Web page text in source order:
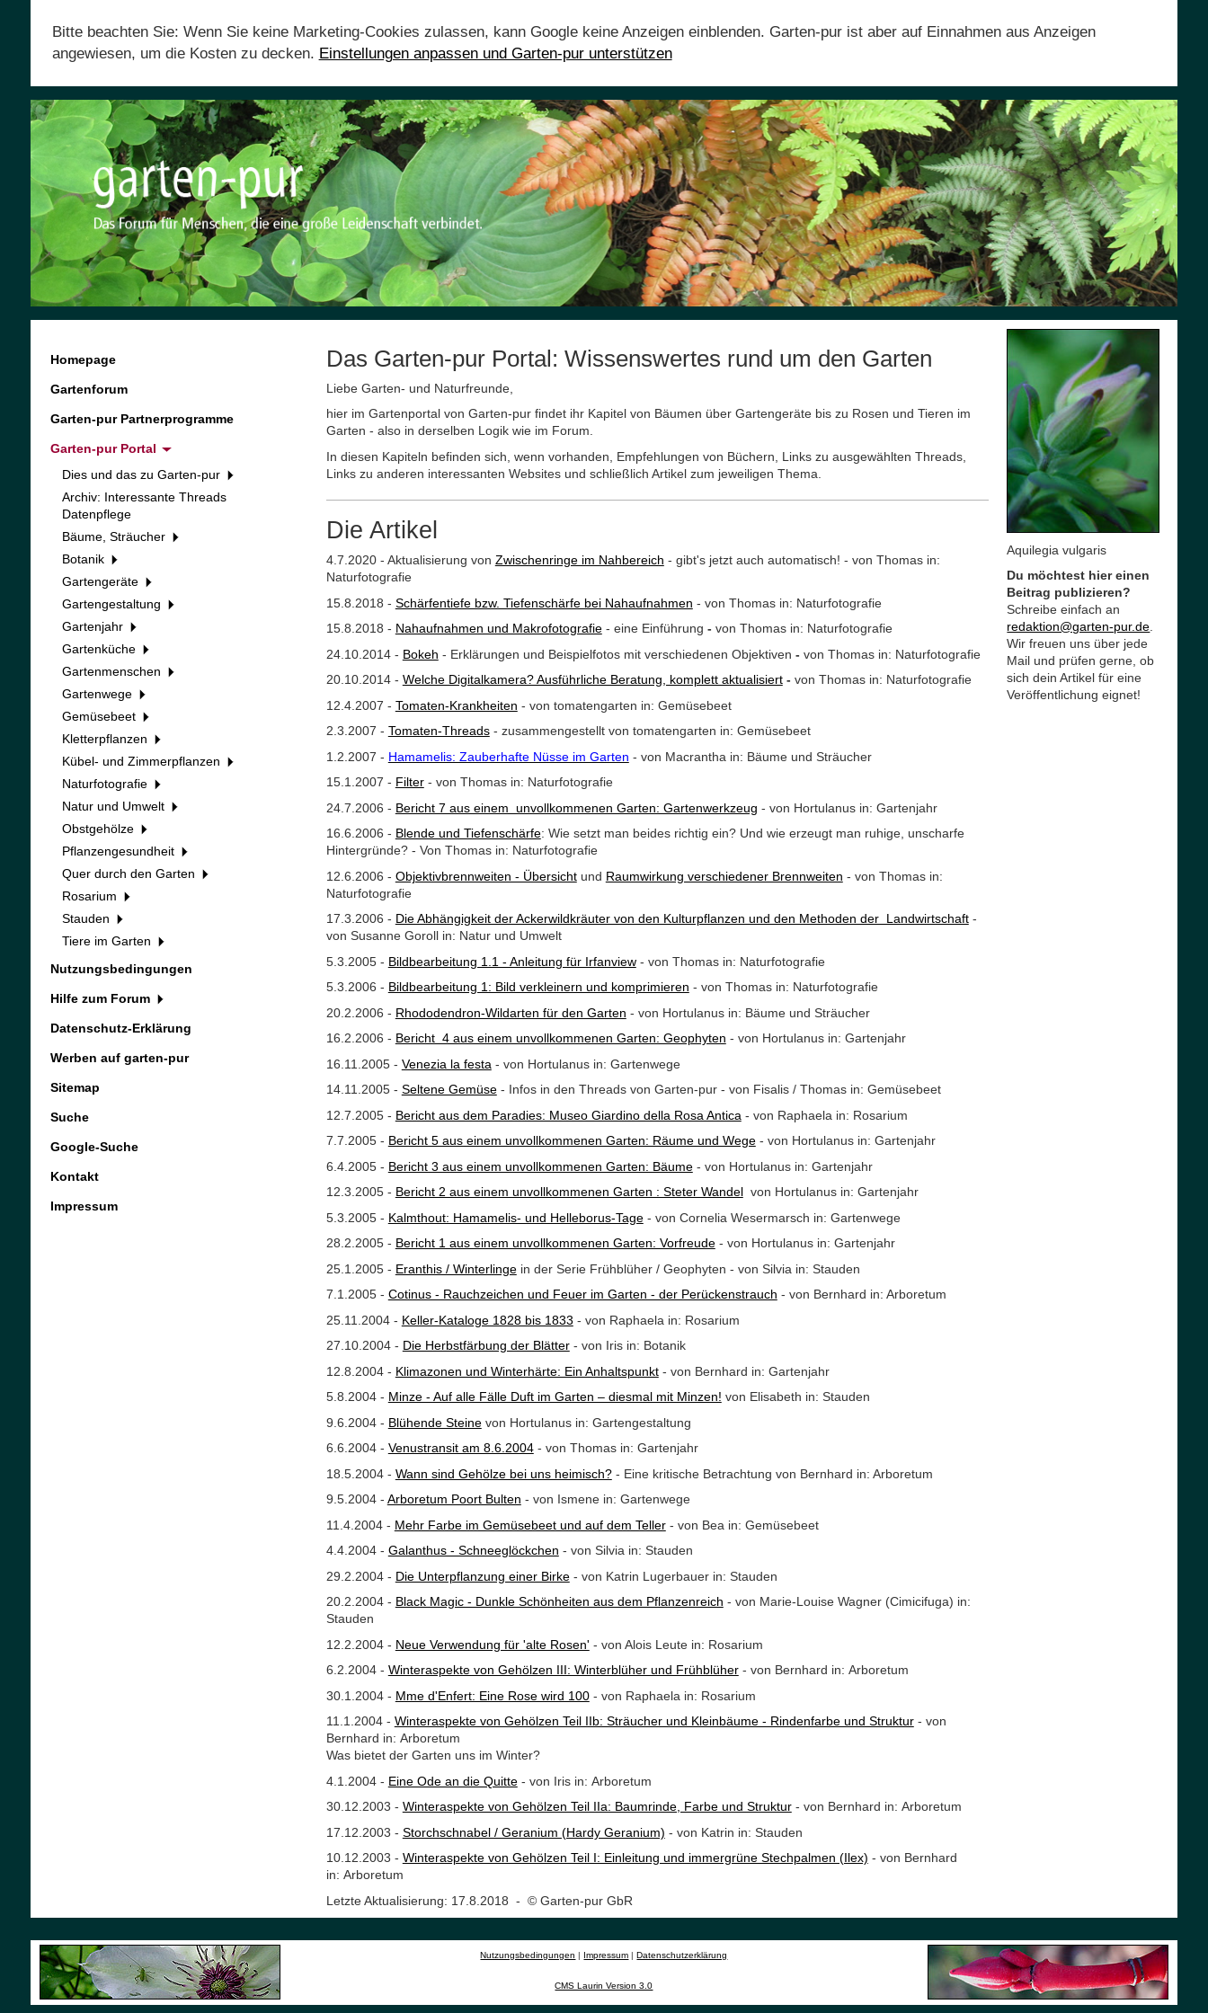
Bitte beachten Sie: Wenn Sie keine Marketing-Cookies zulassen, kann Google keine Anzeigen einblenden. Garten-pur ist aber auf Einnahmen aus Anzeigen
angewiesen, um die Kosten zu decken. Einstellungen anpassen und Garten-pur unterstützen
Homepage
Gartenforum
Garten-pur Partnerprogramme
Garten-pur Portal
Dies und das zu Garten-pur
Archiv: Interessante Threads
Datenpflege
Bäume, Sträucher
Botanik
Gartengeräte
Gartengestaltung
Gartenjahr
Gartenküche
Gartenmenschen
Gartenwege
Gemüsebeet
Kletterpflanzen
Kübel- und Zimmerpflanzen
Naturfotografie
Natur und Umwelt
Obstgehölze
Pflanzengesundheit
Quer durch den Garten
Rosarium
Stauden
Tiere im Garten
Nutzungsbedingungen
Hilfe zum Forum
Datenschutz-Erklärung
Werben auf garten-pur
Sitemap
Suche
Google-Suche
Kontakt
Impressum
Das Garten-pur Portal: Wissenswertes rund um den Garten
Liebe Garten- und Naturfreunde,
hier im Gartenportal von Garten-pur findet ihr Kapitel von Bäumen über Gartengeräte bis zu Rosen und Tieren im
Garten - also in derselben Logik wie im Forum.
In diesen Kapiteln befinden sich, wenn vorhanden, Empfehlungen von Büchern, Links zu ausgewählten Threads,
Links zu anderen interessanten Websites und schließlich Artikel zum jeweiligen Thema.
Die Artikel
4.7.2020 - Aktualisierung von Zwischenringe im Nahbereich - gibt's jetzt auch automatisch! - von Thomas in:
Naturfotografie
15.8.2018 - Schärfentiefe bzw. Tiefenschärfe bei Nahaufnahmen - von Thomas in: Naturfotografie
15.8.2018 - Nahaufnahmen und Makrofotografie- eine Einführung - von Thomas in: Naturfotografie
24.10.2014 - Bokeh - Erklärungen und Beispielfotos mit verschiedenen Objektiven - von Thomas in: Naturfotografie
20.10.2014 - Welche Digitalkamera? Ausführliche Beratung, komplett aktualisiert - von Thomas in: Naturfotografie
12.4.2007 - Tomaten-Krankheiten - von tomatengarten in: Gemüsebeet
2.3.2007 - Tomaten-Threads- zusammengestellt von tomatengarten in: Gemüsebeet
1.2.2007 - Hamamelis: Zauberhafte Nüsse im Garten - von Macrantha in: Bäume und Sträucher
15.1.2007 - Filter- von Thomas in: Naturfotografie
24.7.2006 - Bericht 7 aus einem unvollkommenen Garten: Gartenwerkzeug - von Hortulanus in: Gartenjahr
16.6.2006 - Blende und Tiefenschärfe: Wie setzt man beides richtig ein? Und wie erzeugt man ruhige, unscharfe
Hintergründe? - Von Thomas in: Naturfotografie
12.6.2006 - Objektivbrennweiten - Übersichtund Raumwirkung verschiedener Brennweiten - von Thomas in:
Naturfotografie
17.3.2006 - Die Abhängigkeit der Ackerwildkräuter von den Kulturpflanzen und den Methoden der Landwirtschaft-
von Susanne Goroll in: Natur und Umwelt
5.3.2005 - Bildbearbeitung 1.1 - Anleitung für Irfanview- von Thomas in: Naturfotografie
5.3.2006 - Bildbearbeitung 1: Bild verkleinern und komprimieren - von Thomas in: Naturfotografie
20.2.2006 - Rhododendron-Wildarten für den Garten - von Hortulanus in: Bäume und Sträucher
16.2.2006 - Bericht 4 aus einem unvollkommenen Garten: Geophyten - von Hortulanus in: Gartenjahr
16.11.2005 - Venezia la festa - von Hortulanus in: Gartenwege
14.11.2005 - Seltene Gemüse- Infos in den Threads von Garten-pur - von Fisalis / Thomas in: Gemüsebeet
12.7.2005 - Bericht aus dem Paradies: Museo Giardino della Rosa Antica - von Raphaela in: Rosarium
7.7.2005 - Bericht 5 aus einem unvollkommenen Garten: Räume und Wege- von Hortulanus in: Gartenjahr
6.4.2005 - Bericht 3 aus einem unvollkommenen Garten: Bäume- von Hortulanus in: Gartenjahr
12.3.2005 - Bericht 2 aus einem unvollkommenen Garten : Steter Wandelvon Hortulanus in: Gartenjahr
5.3.2005 - Kalmthout: Hamamelis- und Helleborus-Tage- von Cornelia Wesermarsch in: Gartenwege
28.2.2005 - Bericht 1 aus einem unvollkommenen Garten: Vorfreude- von Hortulanus in: Gartenjahr
25.1.2005 - Eranthis / Winterlingein der Serie Frühblüher / Geophyten - von Silvia in: Stauden
7.1.2005 - Cotinus - Rauchzeichen und Feuer im Garten - der Perückenstrauch - von Bernhard in: Arboretum
25.11.2004 - Keller-Kataloge 1828 bis 1833 - von Raphaela in: Rosarium
27.10.2004 - Die Herbstfärbung der Blätter- von Iris in: Botanik
12.8.2004 - Klimazonen und Winterhärte: Ein Anhaltspunkt- von Bernhard in: Gartenjahr
5.8.2004 - Minze - Auf alle Fälle Duft im Garten – diesmal mit Minzen! von Elisabeth in: Stauden
9.6.2004 - Blühende Steinevon Hortulanus in: Gartengestaltung
6.6.2004 - Venustransit am 8.6.2004- von Thomas in: Gartenjahr
18.5.2004 - Wann sind Gehölze bei uns heimisch?- Eine kritische Betrachtung von Bernhard in: Arboretum
9.5.2004 - Arboretum Poort Bulten - von Ismene in: Gartenwege
11.4.2004 - Mehr Farbe im Gemüsebeet und auf dem Teller- von Bea in: Gemüsebeet
4.4.2004 - Galanthus - Schneeglöckchen - von Silvia in: Stauden
29.2.2004 - Die Unterpflanzung einer Birke- von Katrin Lugerbauer in: Stauden
20.2.2004 - Black Magic - Dunkle Schönheiten aus dem Pflanzenreich - von Marie-Louise Wagner (Cimicifuga) in:
Stauden
12.2.2004 - Neue Verwendung für 'alte Rosen' - von Alois Leute in: Rosarium
6.2.2004 - Winteraspekte von Gehölzen III: Winterblüher und Frühblüher- von Bernhard in: Arboretum
30.1.2004 - Mme d'Enfert: Eine Rose wird 100- von Raphaela in: Rosarium
11.1.2004 - Winteraspekte von Gehölzen Teil IIb: Sträucher und Kleinbäume - Rindenfarbe und Struktur- von
Bernhard in: Arboretum
Was bietet der Garten uns im Winter?
4.1.2004 - Eine Ode an die Quitte- von Iris in: Arboretum
30.12.2003 - Winteraspekte von Gehölzen Teil IIa: Baumrinde, Farbe und Struktur- von Bernhard in: Arboretum
17.12.2003 - Storchschnabel / Geranium (Hardy Geranium) - von Katrin in: Stauden
10.12.2003 - Winteraspekte von Gehölzen Teil I: Einleitung und immergrüne Stechpalmen (Ilex) - von Bernhard
in: Arboretum
Letzte Aktualisierung: 17.8.2018 - © Garten-pur GbR
Aquilegia vulgaris
Du möchtest hier einen
Beitrag publizieren?
Schreibe einfach an
redaktion@garten-pur.de.
Wir freuen uns über jede
Mail und prüfen gerne, ob
sich dein Artikel für eine
Veröffentlichung eignet!
Nutzungsbedingungen | Impressum |Datenschutzerklärung
CMS Laurin Version 3.0